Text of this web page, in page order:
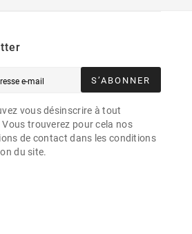
S’ABONNER
vous désinscrire à tout
trouverez pour cela nos
de contact dans les conditions
du site.